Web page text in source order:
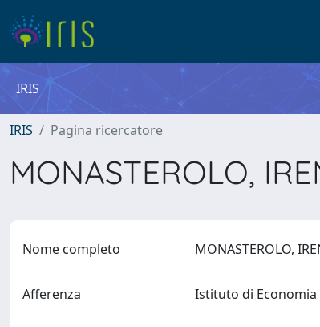
IRIS
IRIS Pagina ricercatore
MONASTEROLO,
Nome completo MONASTEROLO,
Afferenza Istituto di Economia